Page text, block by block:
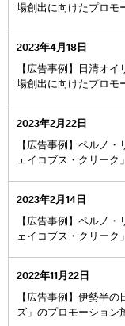
場創出に向けたプロモ
2023年4月18日
【広告事例】日清オ
場創出に向けたプロモ
2023年2月22日
【広告事例】ペルノ
ェイコブス・クリーク
2023年2月14日
【広告事例】ペルノ
ェイコブス・クリーク
2022年11月22日
【広告事例】伊勢半
ズ」のプロモーション